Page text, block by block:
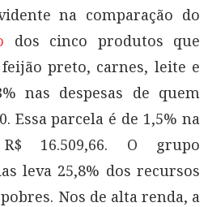
na comparação do
dos cinco produtos que
preto, carnes, leite e
nas despesas de quem
Essa parcela é de 1,5% na
16.509,66. O grupo
leva 25,8% dos recursos
Nos de alta renda, a